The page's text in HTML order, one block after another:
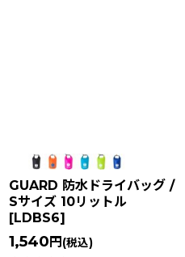
GUARD 防水ドライバッグ /
Sサイズ 10リットル
[LDBS6]
1,540 円 (税込)